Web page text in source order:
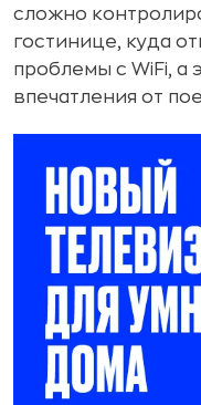
сложно
гостинице, куда
проблемы с WiFi, а
впечатления от